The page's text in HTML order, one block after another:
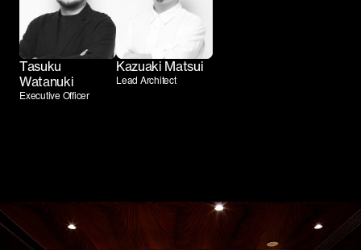
Tasuku
Watanuki
Executive Officer
Kazuaki Matsui
Lead Architect